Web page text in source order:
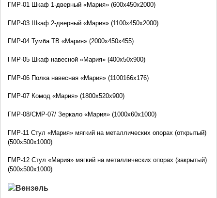
ГМР-01 Шкаф 1-дверный «Мария» (600х450х2000)
ГМР-03 Шкаф 2-дверный «Мария» (1100х450х2000)
ГМР-04 Тумба ТВ «Мария» (2000х450х455)
ГМР-05 Шкаф навесной «Мария» (400х50х900)
ГМР-06 Полка навесная «Мария» (1100166х176)
ГМР-07 Комод «Мария» (1800х520х900)
ГМР-08/СМР-07/ Зеркало «Мария» (1000х60х1000)
ГМР-11 Стул «Мария» мягкий на металлических опорах (открытый)
(500х500х1000)
ГМР-12 Стул «Мария» мягкий на металлических опорах (закрытый)
(500х500х1000)